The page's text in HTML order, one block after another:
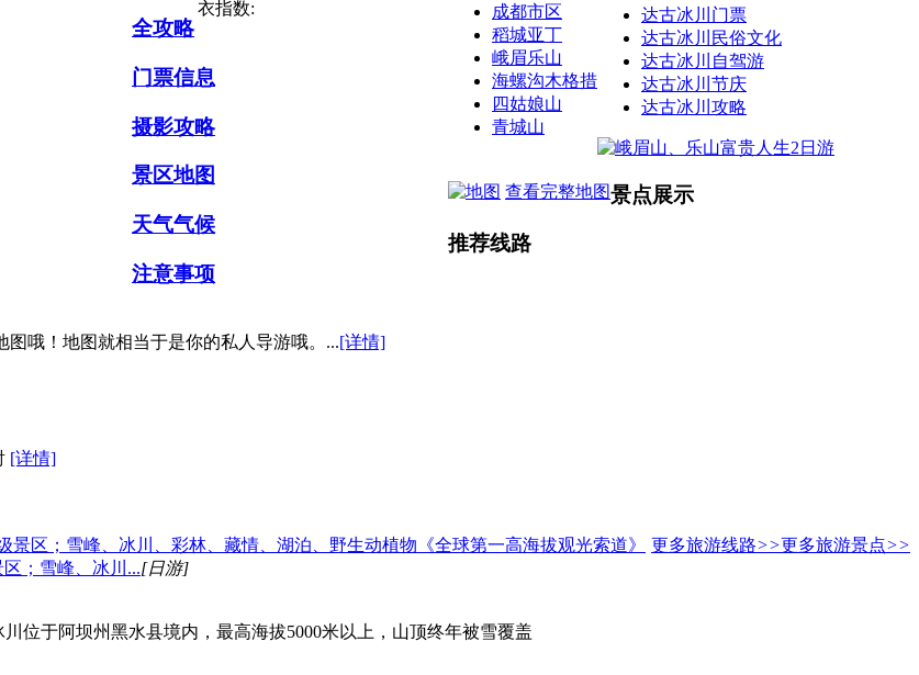
全攻略
门票信息
摄影攻略
景区地图
天气气候
注意事项
成都市区
稻城亚丁
峨眉乐山
海螺沟木格措
四姑娘山
青城山
达古冰川门票
达古冰川民俗文化
达古冰川自驾游
达古冰川节庆
达古冰川攻略
查看完整地图
哦！地图就相当于是你的私人导游哦。...[详情]
[详情]
景点展示
更多旅游景点>>
推荐线路
更多旅游线路>>
；雪峰、冰川...[日游]
位于阿坝州黑水县境内，最高海拔5000米以上，山顶终年被雪覆盖